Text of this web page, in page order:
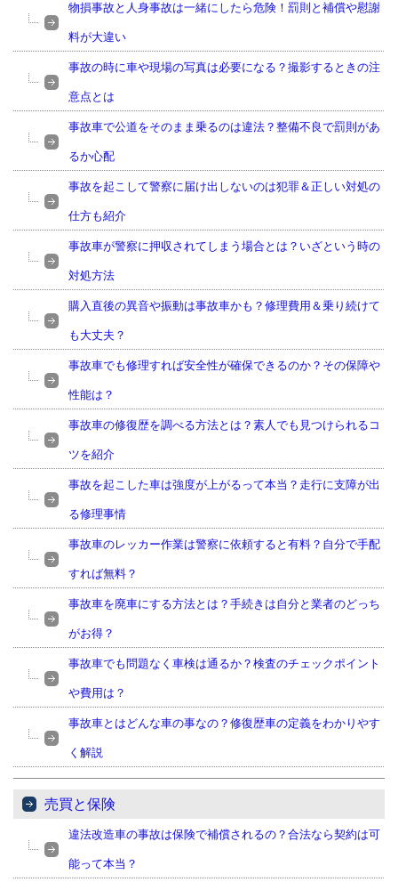
物損事故と人身事故は一緒にしたら危険！罰則と補償や慰謝
料が大違い
事故の時に車や現場の写真は必要になる？撮影するときの注
意点とは
事故車で公道をそのまま乗るのは違法？整備不良で罰則があ
るか心配
事故を起こして警察に届け出しないのは犯罪＆正しい対処の
仕方も紹介
事故車が警察に押収されてしまう場合とは？いざという時の
対処方法
購入直後の異音や振動は事故車かも？修理費用＆乗り続けて
も大丈夫？
事故車でも修理すれば安全性が確保できるのか？その保障や
性能は？
事故車の修復歴を調べる方法とは？素人でも見つけられるコ
ツを紹介
事故を起こした車は強度が上がるって本当？走行に支障が出
る修理事情
事故車のレッカー作業は警察に依頼すると有料？自分で手配
すれば無料？
事故車を廃車にする方法とは？手続きは自分と業者のどっち
がお得？
事故車でも問題なく車検は通るか？検査のチェックポイント
や費用は？
事故車とはどんな車の事なの？修復歴車の定義をわかりやす
く解説
売買と保険
違法改造車の事故は保険で補償されるの？合法なら契約は可
能って本当？